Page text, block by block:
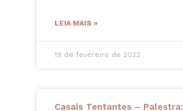
LEIA MAIS »
19 de fevereiro de 2022
Casais Tentantes – Palestra: